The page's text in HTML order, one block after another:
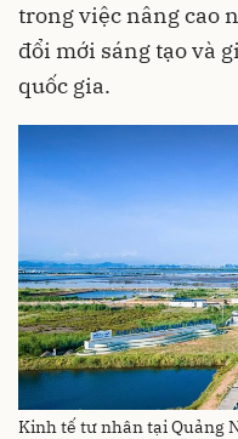
trong việc nâng cao
đổi mới sáng tạo và
quốc gia.
Kinh tế tư nhân tại Quảng